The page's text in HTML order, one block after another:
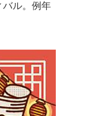
バル。例年